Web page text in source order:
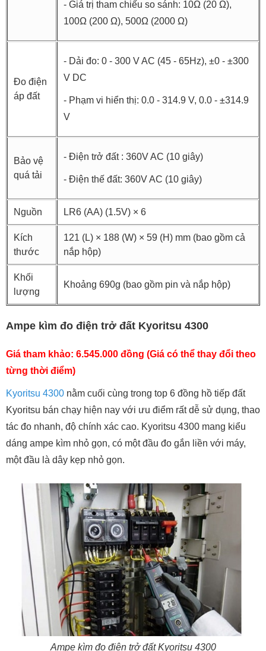
- Giá trị tham chiếu so sánh: 10Ω (20 Ω),
100Ω (200 Ω), 500Ω (2000 Ω)
Đo điện
áp đất
- Dải đo: 0 - 300 V AC (45 - 65Hz), ±0 - ±300
V DC
- Phạm vi hiển thị: 0.0 - 314.9 V, 0.0 - ±314.9
V
Bảo vệ
quá tải
- Điện trở đất : 360V AC (10 giây)
- Điện thế đất: 360V AC (10 giây)
Nguồn LR6 (AA) (1.5V) × 6
Kích
thước
121 (L) × 188 (W) × 59 (H) mm (bao gồm cả
nắp hộp)
Khối
lượng
Khoảng 690g (bao gồm pin và nắp hộp)
Ampe kìm đo điện trở đất Kyoritsu 4300
Giá tham khảo: 6.545.000 đồng (Giá có thể thay đổi theo
từng thời điểm)
Kyoritsu 4300 nằm cuối cùng trong top 6 đồng hồ tiếp đất
Kyoritsu bán chạy hiện nay với ưu điểm rất dễ sử dụng, thao
tác đo nhanh, độ chính xác cao. Kyoritsu 4300 mang kiểu
dáng ampe kìm nhỏ gọn, có một đầu đo gắn liền với máy,
một đầu là dây kẹp nhỏ gọn.
Ampe kìm đo điện trở đất Kyoritsu 4300